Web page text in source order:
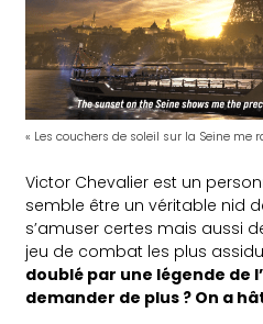
« Les couchers de soleil sur la Seine me
Victor Chevalier est un
semble être un véritable nid
s’amuser certes mais aussi
jeu de combat les plus
doublé par une légende de
demander de plus ? On a